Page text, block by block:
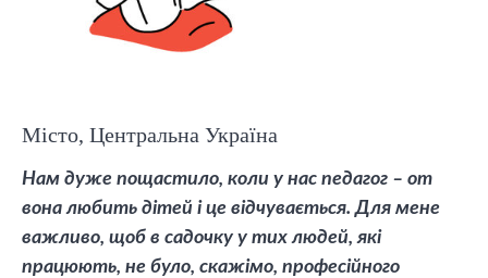
Місто, Центральна Україна
Нам дуже пощастило, коли у нас педагог – от
вона любить дітей і це відчувається. Для мене
важливо, щоб в садочку у тих людей, які
працюють, не було, скажімо, професійного